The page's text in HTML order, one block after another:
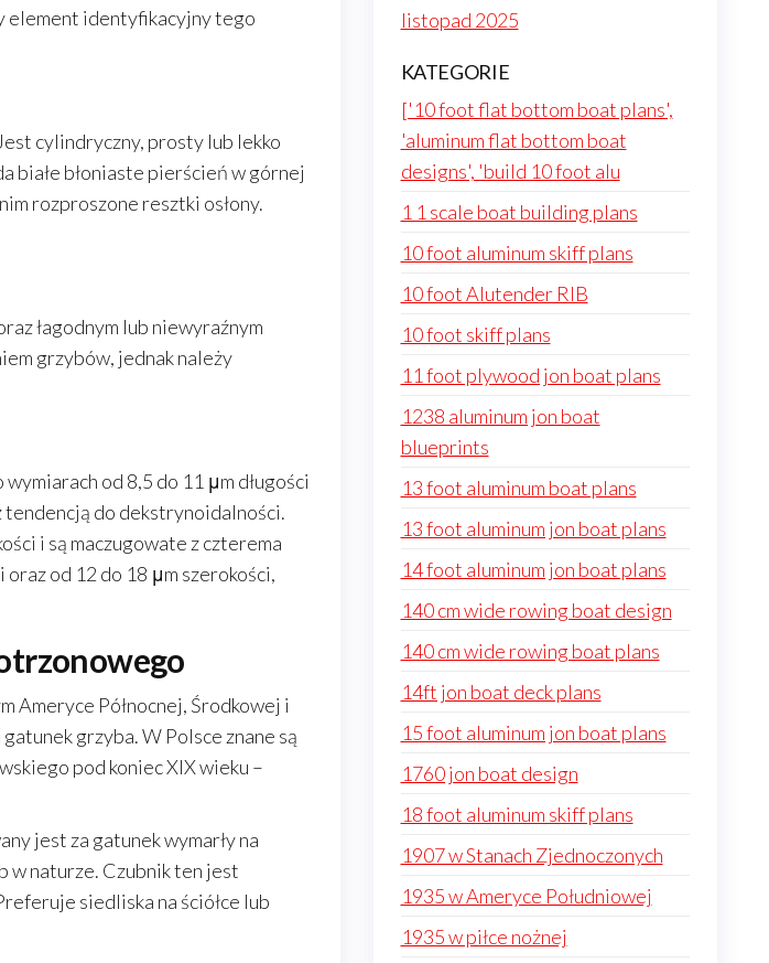
element identyfikacyjny tego
cylindryczny, prosty lub lekko
białe błoniaste pierścień w górnej
rozproszone resztki osłony.
łagodnym lub niewyraźnym
grzybów, jednak należy
od 8,5 do 11 μm długości
tendencją do dekstrynoidalności.
i są maczugowate z czterema
od 12 do 18 μm szerokości,
Ameryce Północnej, Środkowej i
grzyba. W Polsce znane są
pod koniec XIX wieku –
jest za gatunek wymarły na
w naturze. Czubnik ten jest
siedliska na ściółce lub
listopad 2025
KATEGORIE
['10 foot flat bottom boat plans',
'aluminum flat bottom boat
designs', 'build 10 foot alu
1 1 scale boat building plans
10 foot aluminum skiff plans
10 foot Alutender RIB
10 foot skiff plans
11 foot plywood jon boat plans
1238 aluminum jon boat
blueprints
13 foot aluminum boat plans
13 foot aluminum jon boat plans
14 foot aluminum jon boat plans
140 cm wide rowing boat design
140 cm wide rowing boat plans
14ft jon boat deck plans
15 foot aluminum jon boat plans
1760 jon boat design
18 foot aluminum skiff plans
1907 w Stanach Zjednoczonych
1935 w Ameryce Południowej
1935 w piłce nożnej